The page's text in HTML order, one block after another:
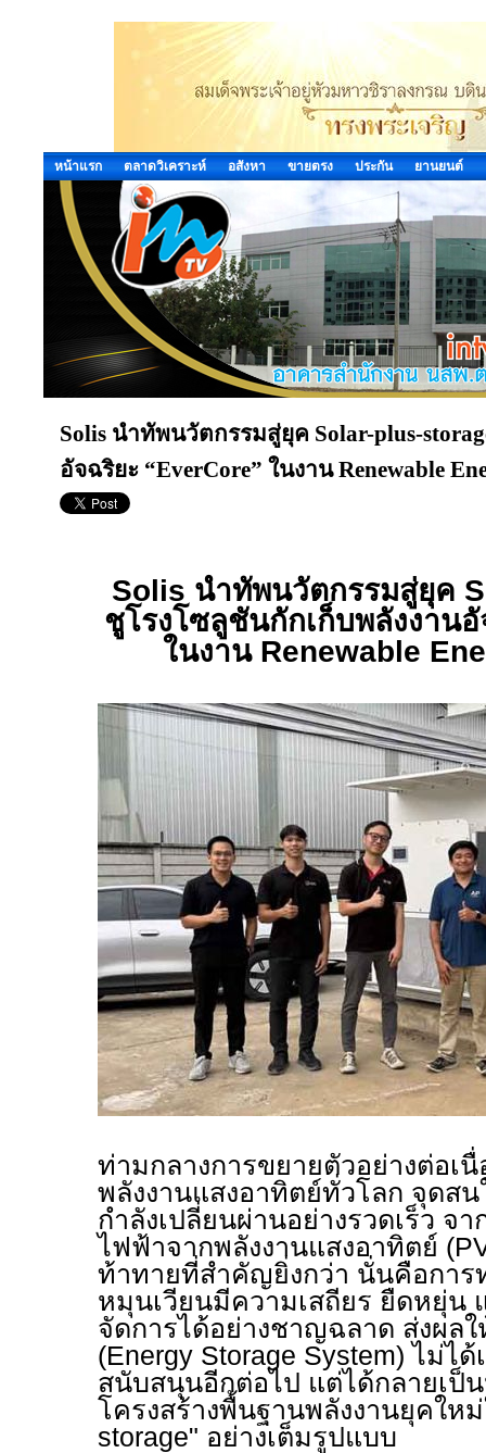
หน้าแรก ตลาดวิเคราะห์ อสังหา ขายตรง ประกัน ยานยนต์
Solis นำทัพนวัตกรรมสู่ยุค Solar-plus-
อัจฉริยะ “EverCore” ในงาน Renewable
Solis นำทัพนวัตกรรมสู่ยุค
ชูโรงโซลูชันกักเก็บพลังงานอั
ในงาน Renewable
ท่ามกลางการขยายตัวอย่างต่อเ
พลังงานแสงอาทิตย์ทั่วโลก จุดส
กำลังเปลี่ยนผ่านอย่างรวดเร็ว จ
ไฟฟ้าจากพลังงานแสงอาทิตย์ (
ท้าทายที่สำคัญยิ่งกว่า นั่นคือการ
หมุนเวียนมีความเสถียร ยืดหยุ่น
จัดการได้อย่างชาญฉลาด ส่งผล
(Energy Storage System)ไม่ได้
สนับสนุนอีกต่อไป แต่ได้กลายเป็
โครงสร้างพื้นฐานพลังงานยุคให
storage" อย่างเต็มรูปแบบ